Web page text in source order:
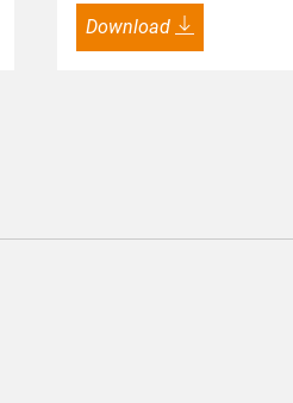
Download